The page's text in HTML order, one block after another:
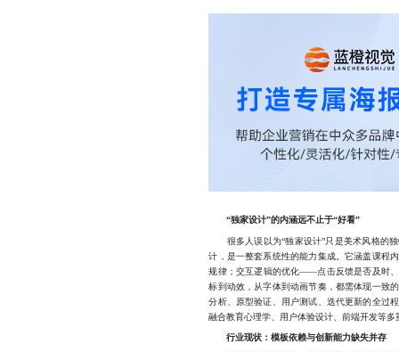
“独家设计”的内涵远不止于“好看”
很多人误以为“独家设计”只是美术风格的独
计，是一整套系统性的能力集成。它涵盖课
规律；交互逻辑的优化——点击反馈是否及时
标到动效，从字体到动画节奏，都需体现一致
分析、原型验证、用户测试、迭代更新的全过
融合教育心理学、用户体验设计、前端开发等
行业现状：模板依赖与创新能力缺失并存